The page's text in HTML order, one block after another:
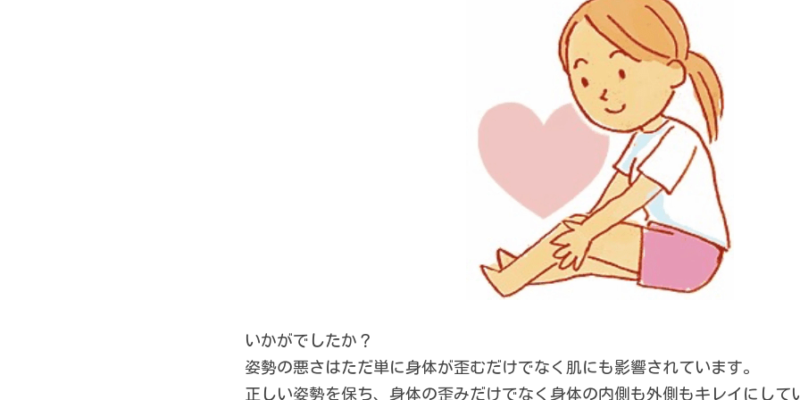
いかがでしたか？
姿勢の悪さはただ単に身体が歪むだけでなく肌にも影響されています。
正しい姿勢を保ち、身体の歪みだけでなく身体の内側も外側もキレイにして